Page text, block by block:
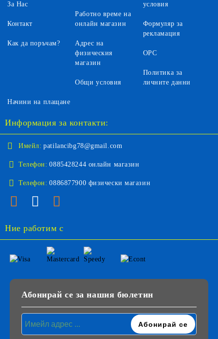
За Нас
Контакт
Как да поръчам?
Работно време на
онлайн магазин
Адрес на
физическия
магазин
Общи условия
условия
Формуляр за
рекламация
ОРС
Политика за
личните данни
Начини на плащане
Информация за контакти:
Имейл: patilancibg78@gmail.com
Телефон: 0885428244 онлайн магазин
Телефон: 0886877900 физически магазин
Ние работим с
Абонирай се за нашия бюлетин